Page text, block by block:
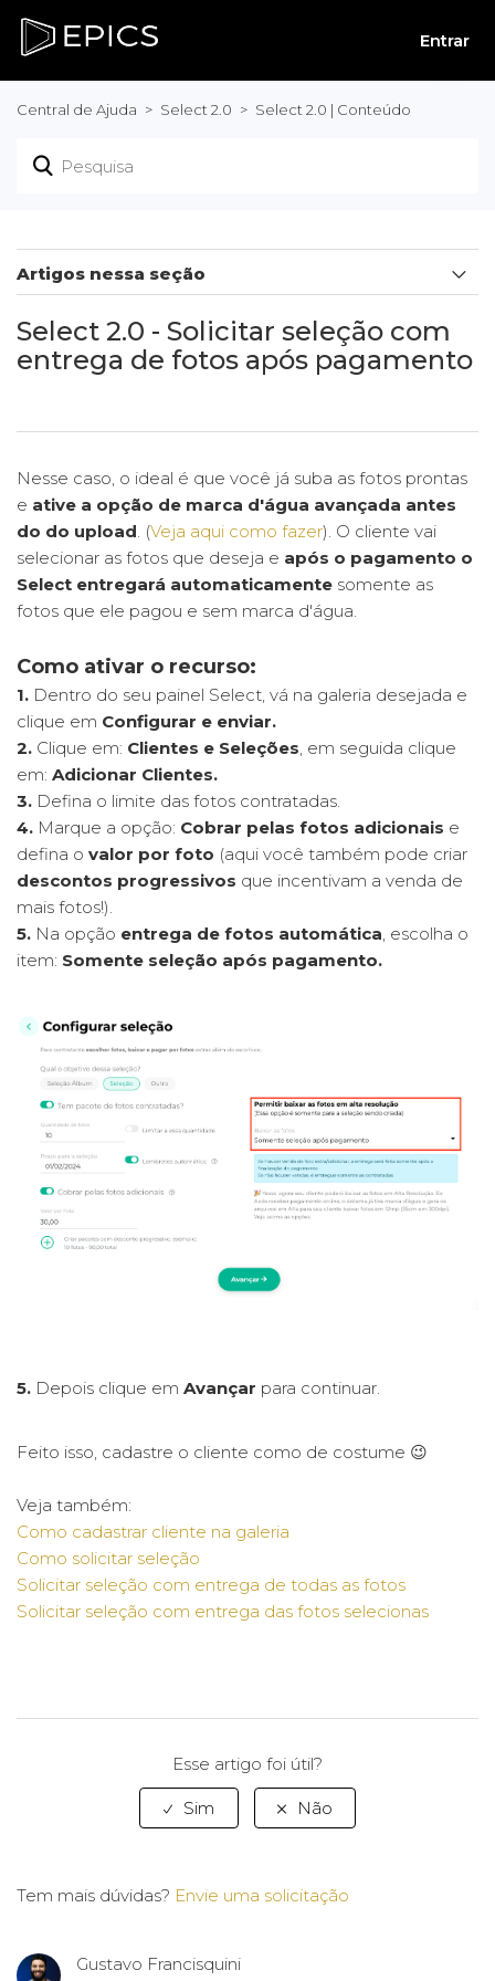
Entrar
Central de Ajuda Select 2.0 Select 2.0 | Conteúdo
Artigos nessa seção
Select 2.0 - Venda de fotos em galeria pública
Select 2.0 - Entregar todas as fotos em alta
Select 2.0 - Venda de foto produtos
Select 2.0 - Venda de fotos em seleção
Select 2.0 - Venda de fotos adicionais na seleção
Select 2.0 - Solicitar seleção com entrega de fotos após
pagamento
Select 2.0 - Solicitar seleção com entrega das fotos
selecionadas
Select 2.0 - Solicitar seleção com entrega de todas as
fotos
Select 2.0 - Como solicitar Seleção
Select 2.0 - Solicitar seleção com
entrega de fotos após pagamento
Nesse caso, o ideal é que você já suba as fotos prontas
e ative a opção de marca d'água avançada antes
do do upload. (Veja aqui como fazer). O cliente vai
selecionar as fotos que deseja e após o pagamento o
Select entregará automaticamente somente as
fotos que ele pagou e sem marca d'água.
Como ativar o recurso:
1. Dentro do seu painel Select, vá na galeria desejada e
clique em Configurar e enviar.
2. Clique em: Clientes e Seleções, em seguida clique
em: Adicionar Clientes.
3. Defina o limite das fotos contratadas.
4. Marque a opção: Cobrar pelas fotos adicionais e
defina o valor por foto (aqui você também pode criar
descontos progressivos que incentivam a venda de
mais fotos!).
5. Na opção entrega de fotos automática, escolha o
item: Somente seleção após pagamento.
5. Depois clique em Avançar para continuar.
Feito isso, cadastre o cliente como de costume 😉
Veja também:
Como cadastrar cliente na galeria
Como solicitar seleção
Solicitar seleção com entrega de todas as fotos
Solicitar seleção com entrega das fotos selecionas
Esse artigo foi útil?
Tem mais dúvidas? Envie uma solicitação
Gustavo Francisquini